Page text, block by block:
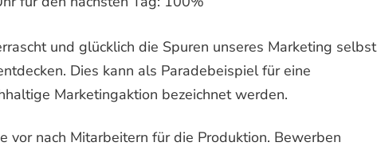
und glücklich die Spuren unseres Marketing selbst
Dies kann als Paradebeispiel für eine
Marketingaktion bezeichnet werden.
vor nach Mitarbeitern für die Produktion. Bewerben